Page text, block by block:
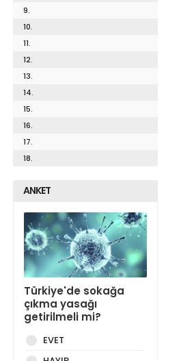
9.
10.
11.
12.
13.
14.
15.
16.
17.
18.
ANKET
Türkiye'de sokağa
çıkma yasağı
getirilmeli mi?
EVET